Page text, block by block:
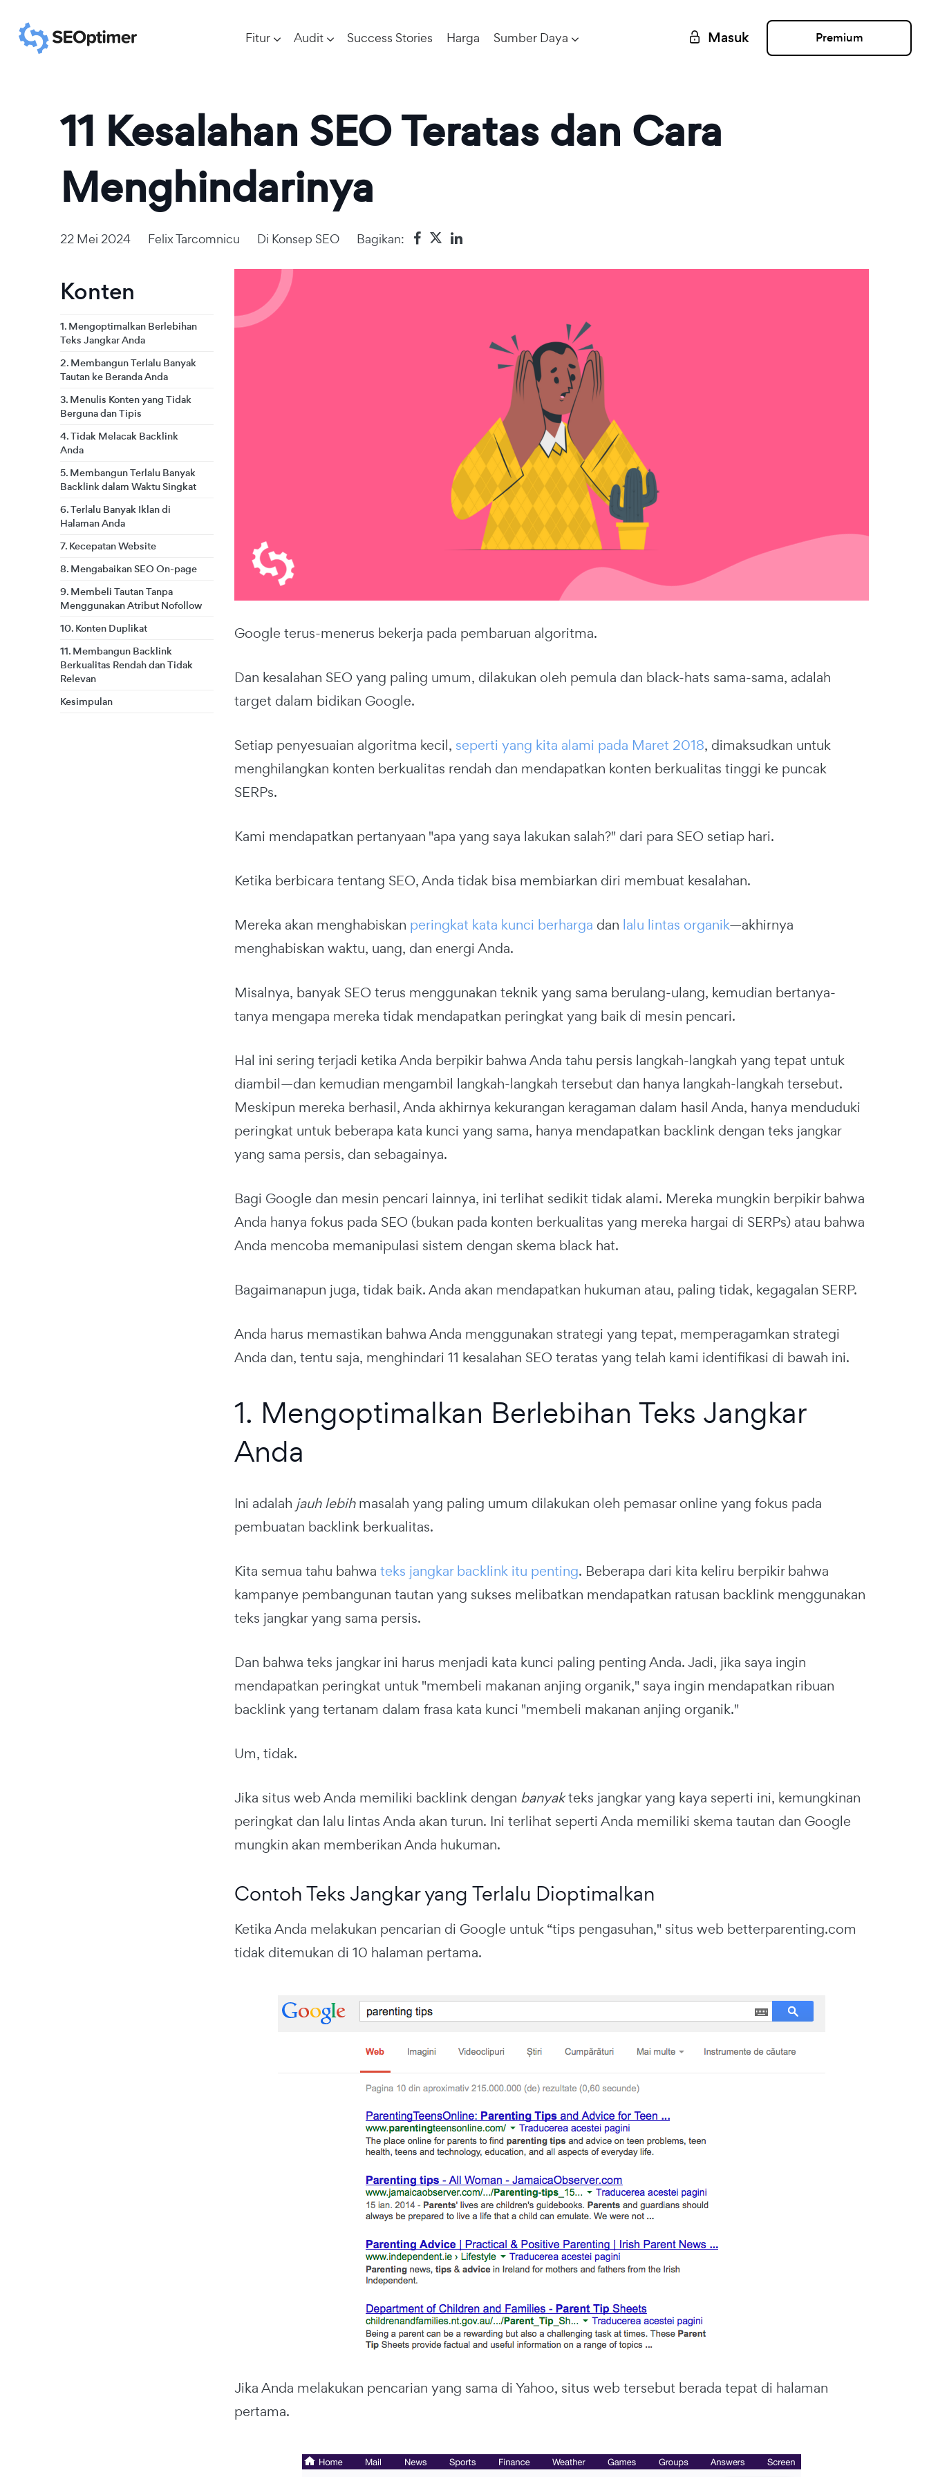
Fitur Audit Success Stories Harga Sumber Daya Masuk Premium
11 Kesalahan SEO Teratas dan Cara
Menghindarinya
22 Mei 2024 Felix Tarcomnicu Di Konsep SEO Bagikan:
Konten
1. Mengoptimalkan Berlebihan
Teks Jangkar Anda
2. Membangun Terlalu Banyak
Tautan ke Beranda Anda
3. Menulis Konten yang Tidak
Berguna dan Tipis
4. Tidak Melacak Backlink
Anda
5. Membangun Terlalu Banyak
Backlink dalam Waktu Singkat
6. Terlalu Banyak Iklan di
Halaman Anda
7. Kecepatan Website
8. Mengabaikan SEO On-page
9. Membeli Tautan Tanpa
Menggunakan Atribut Nofollow
10. Konten Duplikat
11. Membangun Backlink
Berkualitas Rendah dan Tidak
Relevan
Kesimpulan
Google terus-menerus bekerja pada pembaruan algoritma.
Dan kesalahan SEO yang paling umum, dilakukan oleh pemula dan black-hats sama-sama, adalah
target dalam bidikan Google.
Setiap penyesuaian algoritma kecil, seperti yang kita alami pada Maret 2018, dimaksudkan untuk
menghilangkan konten berkualitas rendah dan mendapatkan konten berkualitas tinggi ke puncak
SERPs.
Kami mendapatkan pertanyaan "apa yang saya lakukan salah?" dari para SEO setiap hari.
Ketika berbicara tentang SEO, Anda tidak bisa membiarkan diri membuat kesalahan.
Mereka akan menghabiskan peringkat kata kunci berharga dan lalu lintas organik—akhirnya
menghabiskan waktu, uang, dan energi Anda.
Misalnya, banyak SEO terus menggunakan teknik yang sama berulang-ulang, kemudian bertanya-
tanya mengapa mereka tidak mendapatkan peringkat yang baik di mesin pencari.
Hal ini sering terjadi ketika Anda berpikir bahwa Anda tahu persis langkah-langkah yang tepat untuk
diambil—dan kemudian mengambil langkah-langkah tersebut dan hanya langkah-langkah tersebut.
Meskipun mereka berhasil, Anda akhirnya kekurangan keragaman dalam hasil Anda, hanya menduduki
peringkat untuk beberapa kata kunci yang sama, hanya mendapatkan backlink dengan teks jangkar
yang sama persis, dan sebagainya.
Bagi Google dan mesin pencari lainnya, ini terlihat sedikit tidak alami. Mereka mungkin berpikir bahwa
Anda hanya fokus pada SEO (bukan pada konten berkualitas yang mereka hargai di SERPs) atau bahwa
Anda mencoba memanipulasi sistem dengan skema black hat.
Bagaimanapun juga, tidak baik. Anda akan mendapatkan hukuman atau, paling tidak, kegagalan SERP.
Anda harus memastikan bahwa Anda menggunakan strategi yang tepat, memperagamkan strategi
Anda dan, tentu saja, menghindari 11 kesalahan SEO teratas yang telah kami identifikasi di bawah ini.
1. Mengoptimalkan Berlebihan Teks Jangkar
Anda
Ini adalah jauh lebihmasalah yang paling umum dilakukan oleh pemasar online yang fokus pada
pembuatan backlink berkualitas.
Kita semua tahu bahwa teks jangkar backlink itu penting. Beberapa dari kita keliru berpikir bahwa
kampanye pembangunan tautan yang sukses melibatkan mendapatkan ratusan backlink menggunakan
teks jangkar yang sama persis.
Dan bahwa teks jangkar ini harus menjadi kata kunci paling penting Anda. Jadi, jika saya ingin
mendapatkan peringkat untuk "membeli makanan anjing organik," saya ingin mendapatkan ribuan
backlink yang tertanam dalam frasa kata kunci "membeli makanan anjing organik."
Um, tidak.
Jika situs web Anda memiliki backlink dengan banyakteks jangkar yang kaya seperti ini, kemungkinan
peringkat dan lalu lintas Anda akan turun. Ini terlihat seperti Anda memiliki skema tautan dan Google
mungkin akan memberikan Anda hukuman.
Contoh Teks Jangkar yang Terlalu Dioptimalkan
Ketika Anda melakukan pencarian di Google untuk “tips pengasuhan," situs web betterparenting.com
tidak ditemukan di 10 halaman pertama.
Jika Anda melakukan pencarian yang sama di Yahoo, situs web tersebut berada tepat di halaman
pertama.